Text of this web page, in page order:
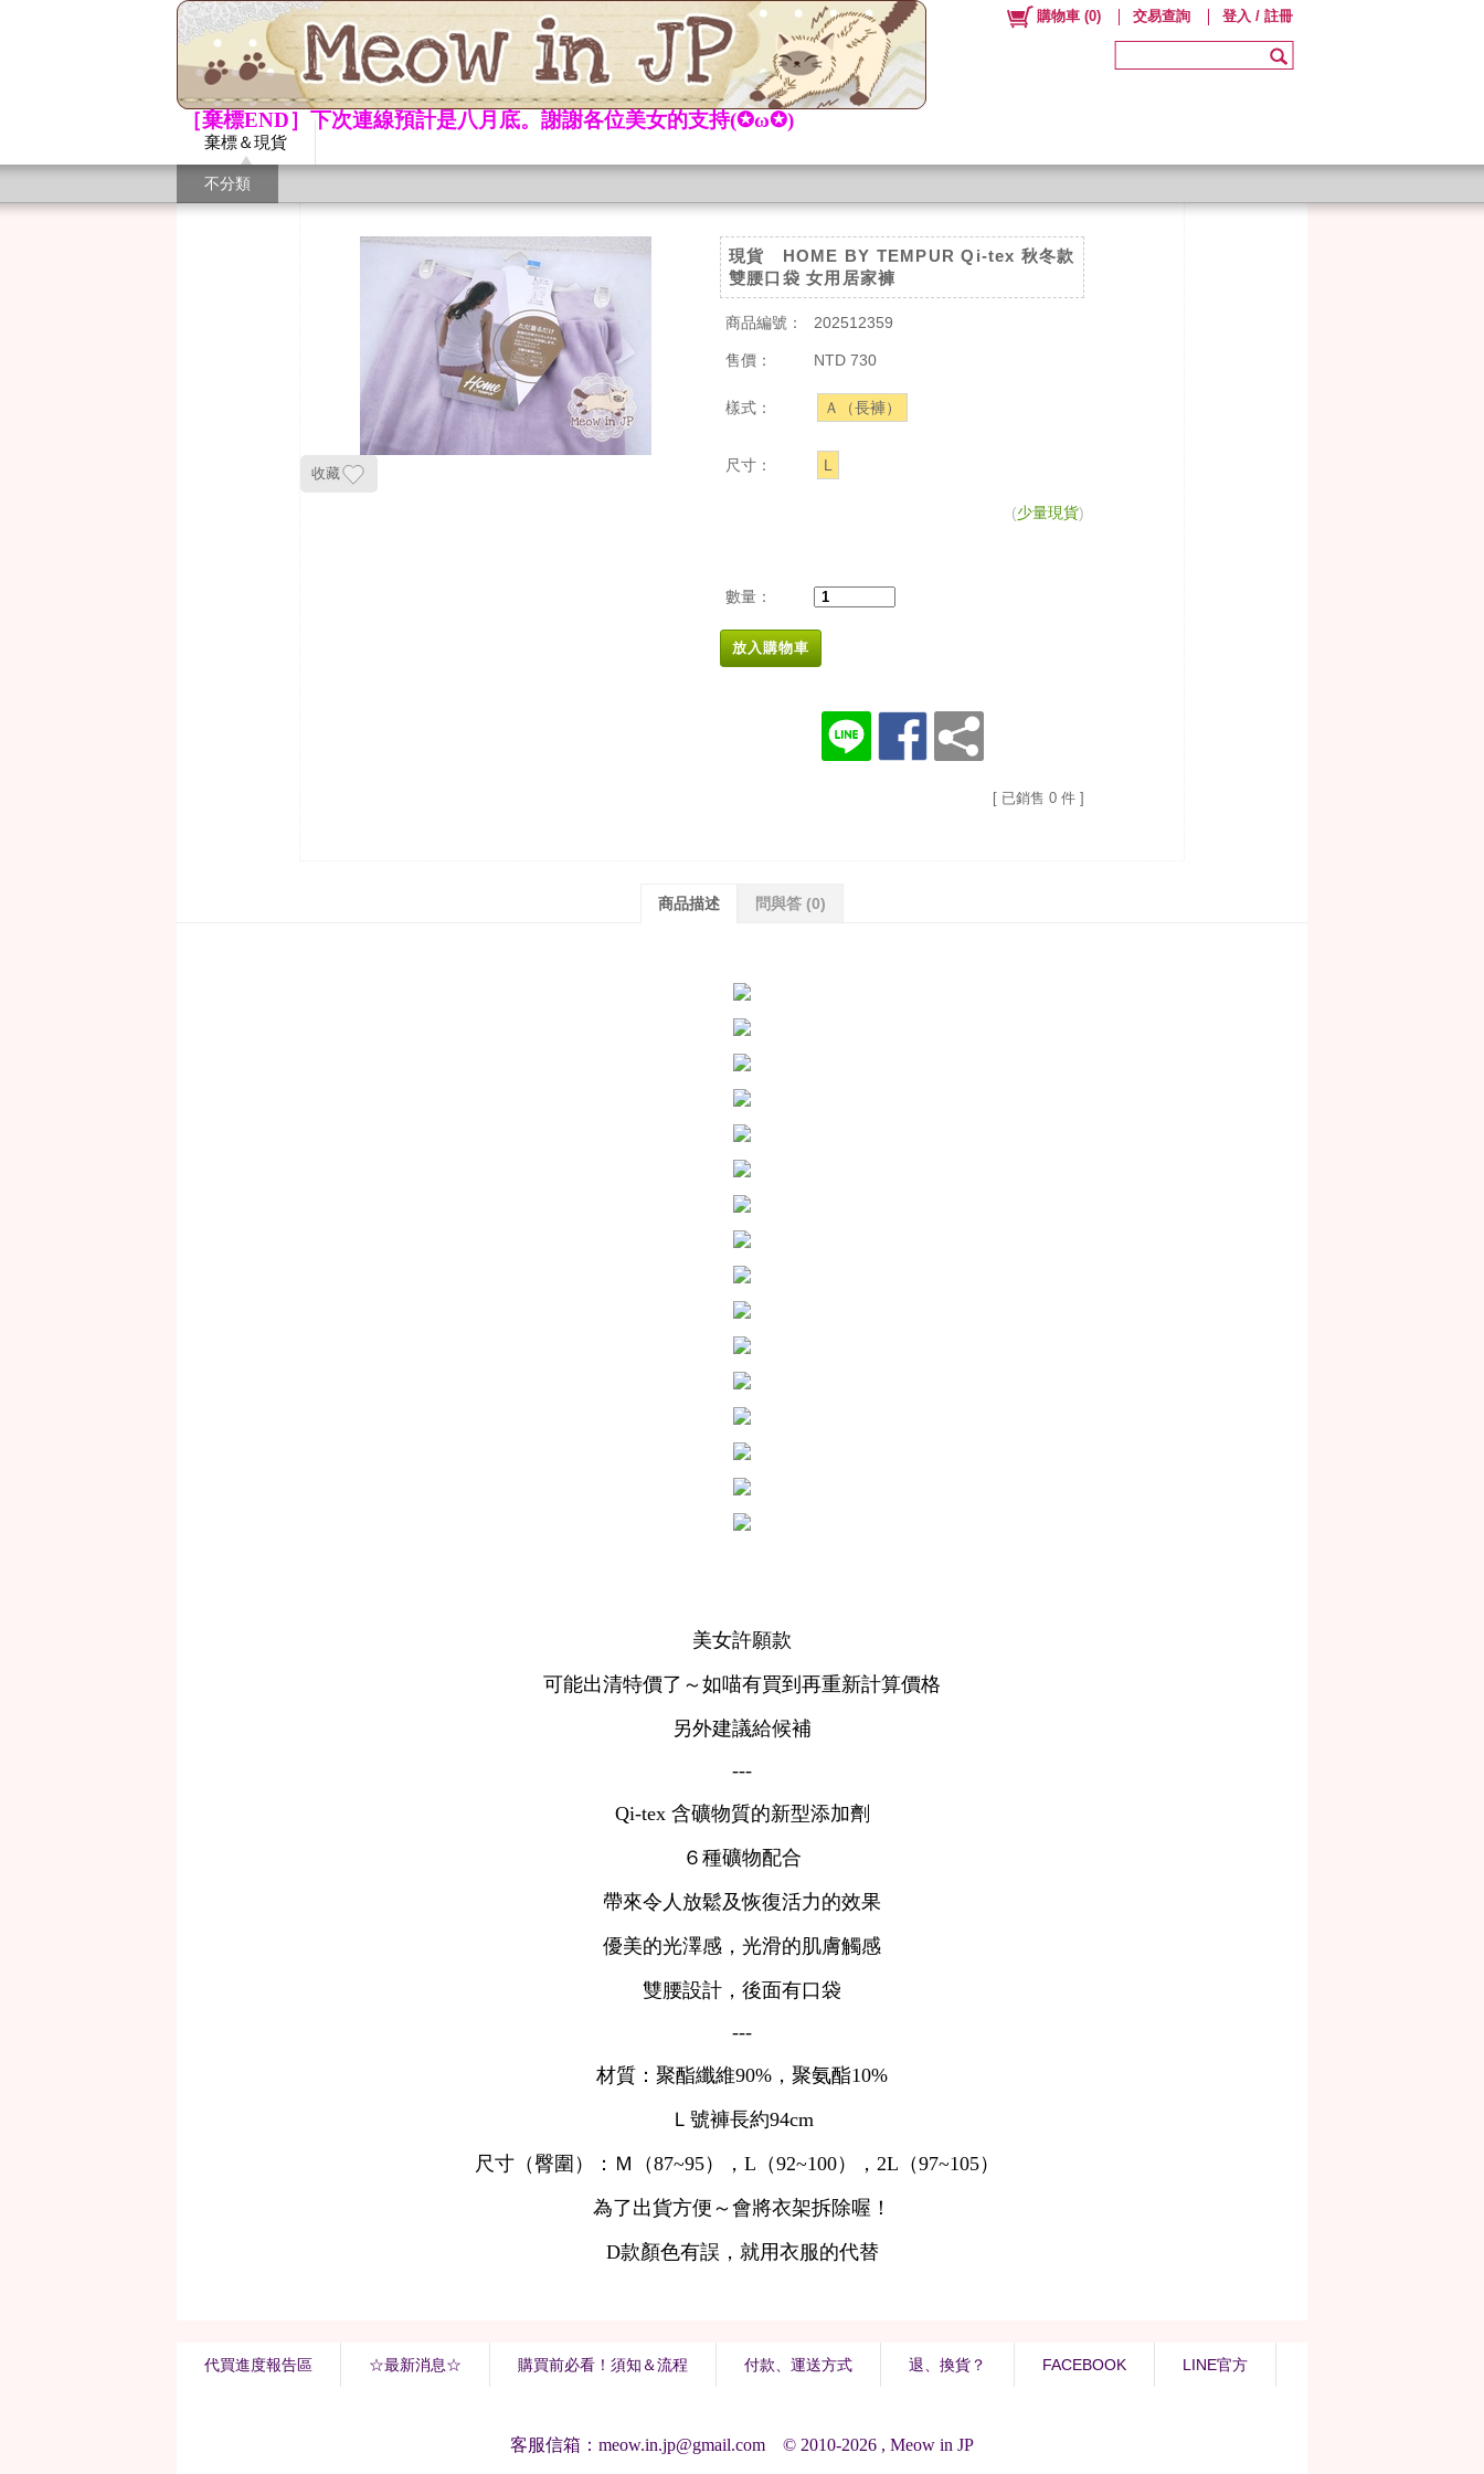
棄標＆現貨
購物車 (0) 交易查詢 登入 / 註冊
不分類
收藏
現貨 HOME BY TEMPUR Qi-tex 秋冬款
雙腰口袋 女用居家褲
商品編號： 202512359
售價： NTD 730
樣式： Ａ（長褲）
尺寸： L
(少量現貨)
數量：
放入購物車
[ 已銷售 0 件 ]
商品描述 問與答 (0)
代買進度報告區 ☆最新消息☆ 購買前必看！須知＆流程 付款、運送方式 退、換貨？ FACEBOOK LINE官方
客服信箱：meow.in.jp@gmail.com © 2010-2026 , Meow in JP
［棄標END］下次連線預計是八月底。謝謝各位美女的支持(✪ω✪)